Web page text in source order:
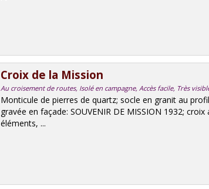
Croix de la Mission
Au croisement de routes, Isolé en campagne, Accès facile, Très
Monticule de pierres de quartz; socle en granit au
gravée en façade: SOUVENIR DE MISSION 1932;
éléments, ...